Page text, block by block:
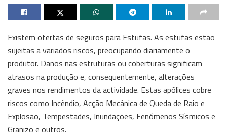
Existem ofertas de seguros para Estufas. As estufas estão
sujeitas a variados riscos, preocupando diariamente o
produtor. Danos nas estruturas ou coberturas significam
atrasos na produção e, consequentemente, alterações
graves nos rendimentos da actividade. Estas apólices cobre
riscos como Incêndio, Acção Mecânica de Queda de Raio e
Explosão, Tempestades, Inundações, Fenómenos Sísmicos e
Granizo e outros.